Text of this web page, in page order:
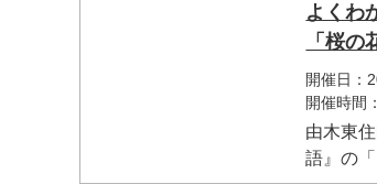
よくわ
「桜
開催日：
開催時間
由木東
語』の